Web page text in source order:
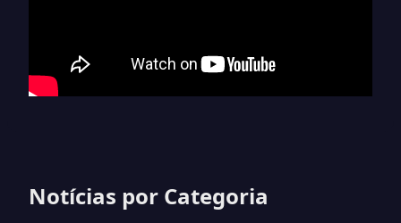
Notícias por Categoria